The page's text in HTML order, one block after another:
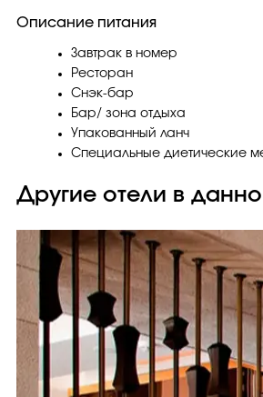
Описание питания
Завтрак в номер
Ресторан
Снэк-бар
Бар/ зона отдыха
Упакованный ланч
Специальные диетические
Другие отели в